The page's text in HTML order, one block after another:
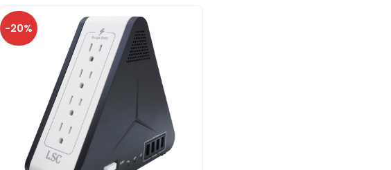
-20%